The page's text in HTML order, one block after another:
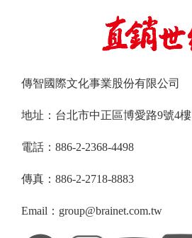
傳智國際文化事業股份有限公司
地址：台北市中正區博愛路9號4樓
電話：886-2-2368-4498
傳真：886-2-2718-8883
Email：group@brainet.com.tw